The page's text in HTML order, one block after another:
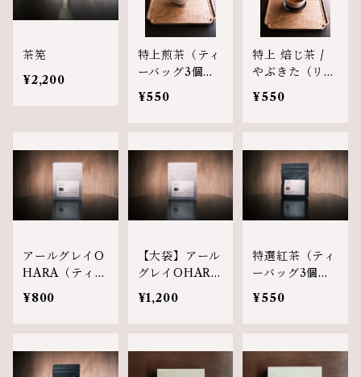
茶筅
¥2,200
特上煎茶（ティ
ーバッグ3個入
り）
¥550
特上 焙じ茶 /
やぶきた（リー
フ）
¥550
アールグレイO
HARA（ティー
バッグ6個入
り）
¥800
【大袋】アール
グレイOHARA
（ティーバッグ
15個入り）
¥1,200
特選紅茶（ティ
ーバッグ3個入
り）
¥550